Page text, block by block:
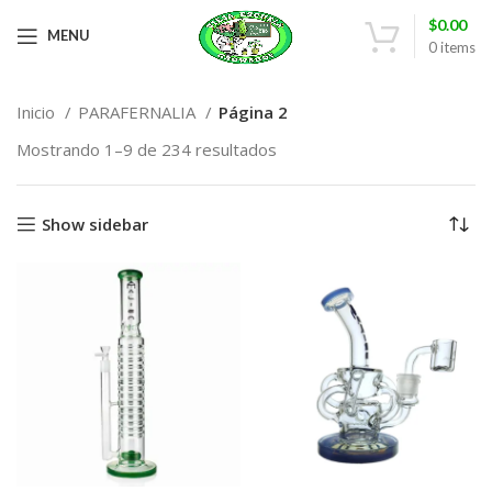
MENU
0items
$0.00
Inicio PARAFERNALIA
Página 2
Mostrando 1–9 de 234 resultados
Show sidebar